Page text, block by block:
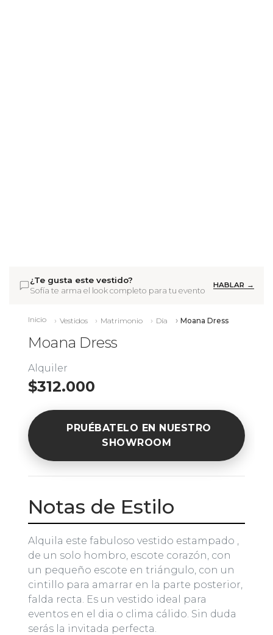
¿Te gusta este vestido?
Sofía te arma el look completo para tu evento
HABLAR →
Inicio Vestidos Matrimonio Día Moana Dress
Moana Dress
Alquiler
$312.000
PRUÉBATELO EN NUESTRO
SHOWROOM
Notas de Estilo
Alquila este fabuloso vestido estampado ,
de un solo hombro, escote corazón, con
un pequeño escote en triángulo, con un
cintillo para amarrar en la parte posterior,
falda recta. Es un vestido ideal para
eventos en el dia o clima cálido. Sin duda
serás la invitada perfecta.